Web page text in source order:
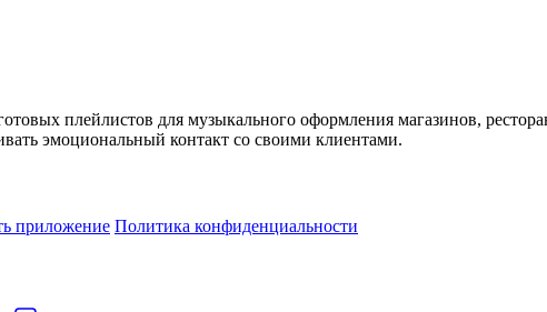
плейлистов для музыкального оформления магазинов,
эмоциональный контакт со своими клиентами.
приложение Политика конфиденциальности